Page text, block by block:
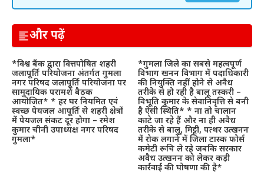
और पढ़ें
*विश्व बैंक द्वारा वित्तपोषित शहरी
जलापूर्ति परियोजना अंतर्गत गुमला
नगर परिषद जलापूर्ति परियोजना पर
सामुदायिक परामर्श बैठक
आयोजित* * हर घर नियमित एवं
स्वच्छ पेयजल आपूर्ति से शहरी क्षेत्रों
में पेयजल संकट दूर होगा – रमेश
कुमार चीनी उपाध्यक्ष नगर परिषद
गुमला*
*गुमला जिले का सबसे महत्वपूर्ण
विभाग खनन विभाग में पदाधिकारी
की नियुक्ति नहीं होने से अवैध
तरीके से हो रही है बालू तस्करी –
विभूति कुमार के सेवानिवृत्ति से बनी
है ऐसी स्थिति* * ना तो चालान
काटे जा रहे हैं और ना ही अवैध
तरीके से बालू, मिट्टी, पत्थर उत्खनन
में रोक लगाने में जिला टास्क फोर्स
कमेटी रूचि ले रहे जबकि सरकार
अवैध उत्खनन को लेकर कड़ी
कार्रवाई की घोषणा की है*